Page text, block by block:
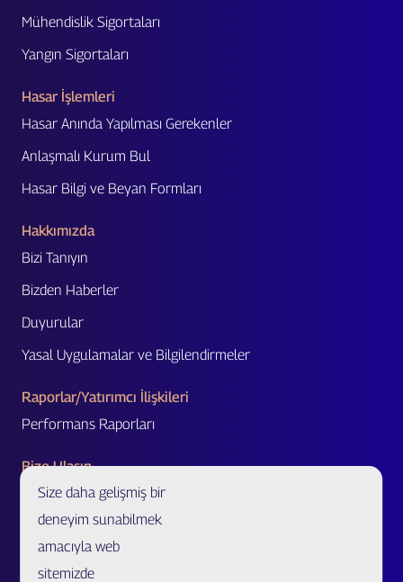
Size daha gelişmiş bir
deneyim sunabilmek
amacıyla web
sitemizde
Mühendislik Sigortaları
Yangın Sigortaları
Hasar İşlemleri
Hasar Anında Yapılması Gerekenler
Anlaşmalı Kurum Bul
Hasar Bilgi ve Beyan Formları
Hakkımızda
Bizi Tanıyın
Bizden Haberler
Duyurular
Yasal Uygulamalar ve Bilgilendirmeler
Raporlar/Yatırımcı İlişkileri
Performans Raporları
Bize Ulaşın
Acente Başvurusu
Acente/Broker Bul
Bölge Müdürlükleri ve İletişim Formu